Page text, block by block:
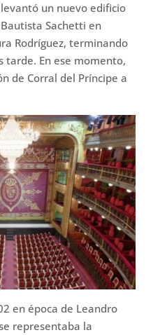
un nuevo edificio
Sachetti en
Rodríguez, terminando
tarde.​ En ese momento,
de Corral del Príncipe a
en época de Leandro
representaba la